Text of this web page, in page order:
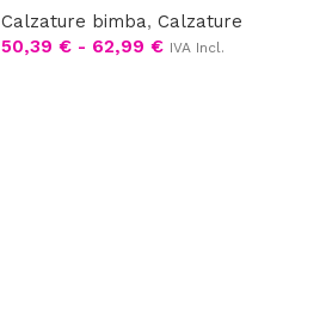
Calzature bimba, Calzature
50,39 € - 62,99 € IVA Incl.